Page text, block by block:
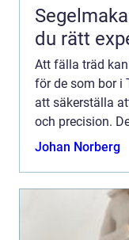
Segelmakare i
du rätt
Att fälla träd
för de som bor i
att säkerställa
och precision.
Johan Norberg